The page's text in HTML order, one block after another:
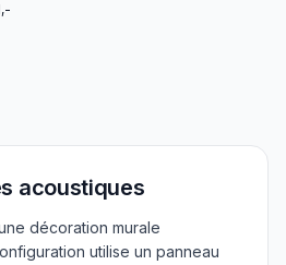
,-
acoustiques
décoration murale
utilise un panneau